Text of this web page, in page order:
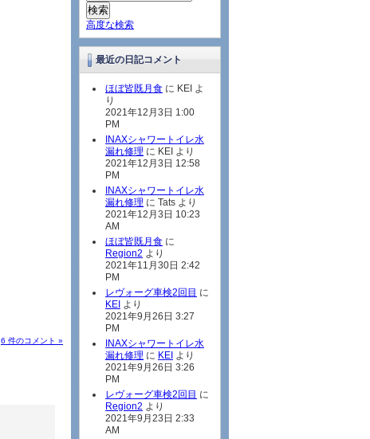
6 件のコメント »
高度な検索
最近の日記コメント
ほぼ皆既月食 に KEI よ
り
2021年12月3日 1:00
PM
INAXシャワートイレ水
漏れ修理 に KEI より
2021年12月3日 12:58
PM
INAXシャワートイレ水
漏れ修理 に Tats より
2021年12月3日 10:23
AM
ほぼ皆既月食 に
Region2 より
2021年11月30日 2:42
PM
レヴォーグ車検2回目 に
KEI より
2021年9月26日 3:27
PM
INAXシャワートイレ水
漏れ修理 に KEI より
2021年9月26日 3:26
PM
レヴォーグ車検2回目 に
Region2 より
2021年9月23日 2:33
AM